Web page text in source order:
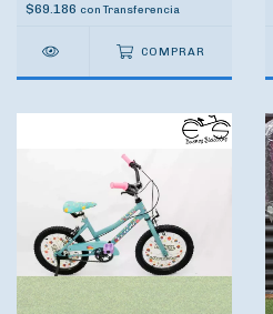
$69.186 con Transferencia
COMPRAR